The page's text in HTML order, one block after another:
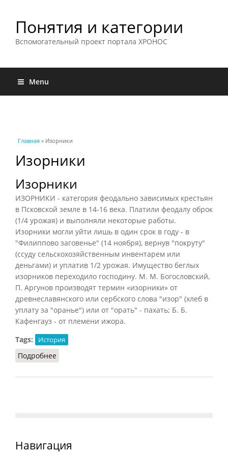
Понятия и категории
Вспомогательный проект портала ХРОНОС
Menu
Вы здесь
Главная » Изорники
Изорники
Изорники
ИЗОРНИКИ - категория феодально зависимых крестьян
в Псковской земле в 14-16 века. Платили феодалу оброк
(1/4 урожая) и выполняли некоторые работы.
Изорники могли уйти лишь в один срок в году - в
"Филиппово заговенье" (14 ноября), вернув "покруту"
(ссуду сельскохозяйственным инвентарем или
деньгами) и уплатив 1/2 урожая. Имущество беглых
изорников переходило господину. M. M. Богословский,
П. Аргунов производят термин «изорники» от
древнеславянского или сербского слова "изор" (хлеб в
уплату за "оранье") или от "орать" - пахать; Б. Б.
Кафенгауз - от племени ижора.
Tags:
История
Подробнее
Навигация